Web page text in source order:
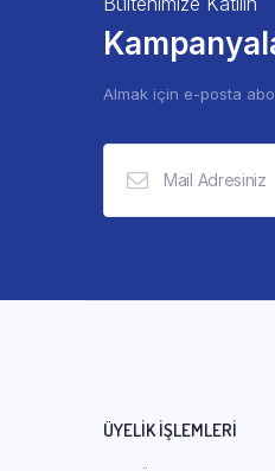
Almak için e-posta
ÜYELİK İŞLEMLERİ